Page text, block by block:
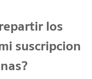
los
suscripcion